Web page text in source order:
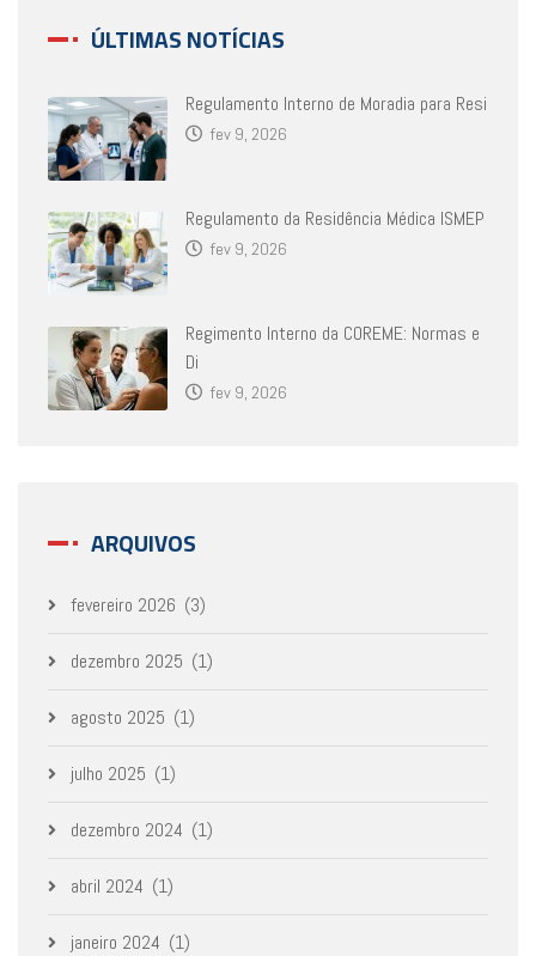
ÚLTIMAS NOTÍCIAS
Regulamento Interno de Moradia para Resi
fev 9, 2026
Regulamento da Residência Médica ISMEP
fev 9, 2026
Regimento Interno da COREME: Normas e
Di
fev 9, 2026
ARQUIVOS
fevereiro 2026 (3)
dezembro 2025 (1)
agosto 2025 (1)
julho 2025 (1)
dezembro 2024 (1)
abril 2024 (1)
janeiro 2024 (1)